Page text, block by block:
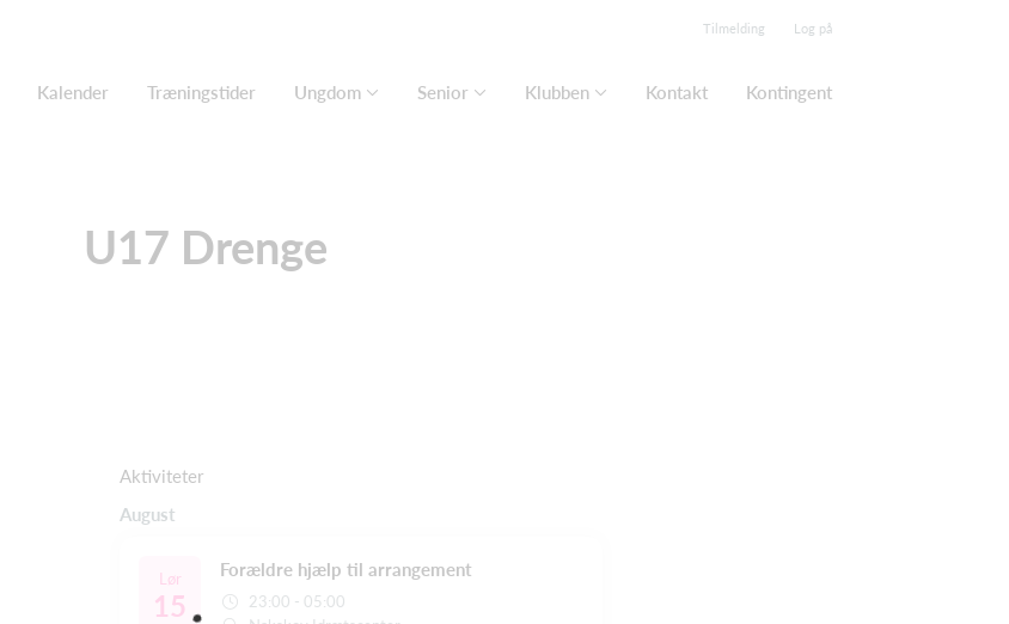
Tilmelding Log på
Kalender Træningstider Ungdom Senior Klubben Kontakt Kontingent
U17 Drenge
Aktiviteter
August
Lør
15
Forældre hjælp til arrangement
23:00 - 05:00